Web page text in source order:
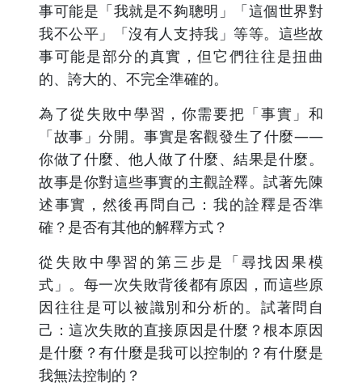
事可能是「我就是不夠聰明」「這個世界對
我不公平」「沒有人支持我」等等。這些故
事可能是部分的真實，但它們往往是扭曲
的、誇大的、不完全準確的。
為了從失敗中學習，你需要把「事實」和
「故事」分開。事實是客觀發生了什麼——
你做了什麼、他人做了什麼、結果是什麼。
故事是你對這些事實的主觀詮釋。試著先陳
述事實，然後再問自己：我的詮釋是否準
確？是否有其他的解釋方式？
從失敗中學習的第三步是「尋找因果模
式」。每一次失敗背後都有原因，而這些原
因往往是可以被識別和分析的。試著問自
己：這次失敗的直接原因是什麼？根本原因
是什麼？有什麼是我可以控制的？有什麼是
我無法控制的？